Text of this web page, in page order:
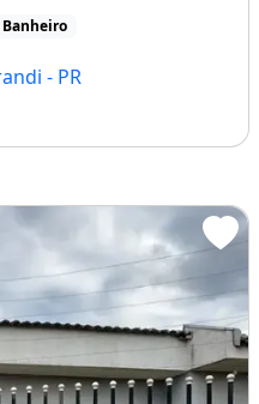
Banheiro
- PR